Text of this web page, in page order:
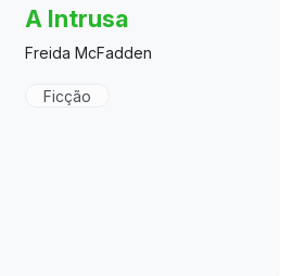
A Intrusa
Freida McFadden
Ficção